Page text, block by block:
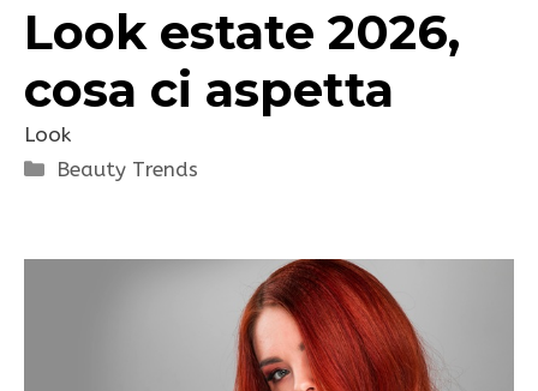
Look estate 2026,
cosa ci aspetta
Look
Categorie
Beauty Trends